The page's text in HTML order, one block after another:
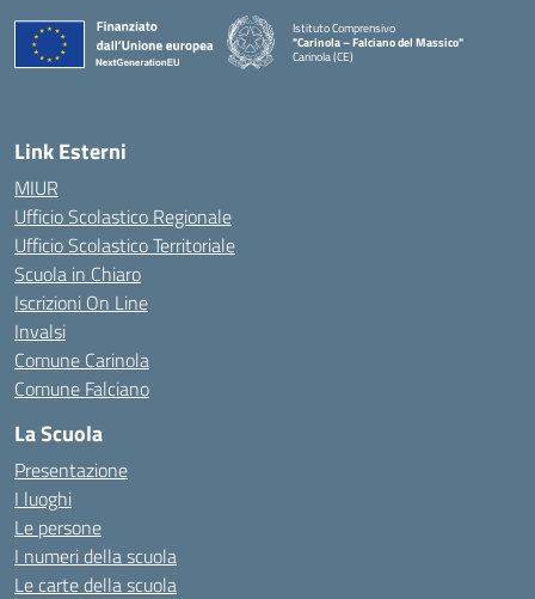
Istituto Comprensivo
"Carinola – Falciano del Massico"
Carinola (CE)
Link Esterni
MIUR
Ufficio Scolastico Regionale
Ufficio Scolastico Territoriale
Scuola in Chiaro
Iscrizioni On Line
Invalsi
Comune Carinola
Comune Falciano
La Scuola
Presentazione
I luoghi
Le persone
I numeri della scuola
Le carte della scuola